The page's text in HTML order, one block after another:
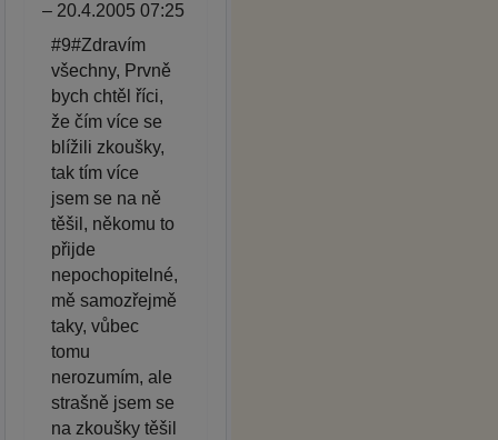
– 20.4.2005 07:25
#9#Zdravím
všechny, Prvně
bych chtěl říci,
že čím více se
blížili zkoušky,
tak tím více
jsem se na ně
těšil, někomu to
přijde
nepochopitelné,
mě samozřejmě
taky, vůbec
tomu
nerozumím, ale
strašně jsem se
na zkoušky těšil